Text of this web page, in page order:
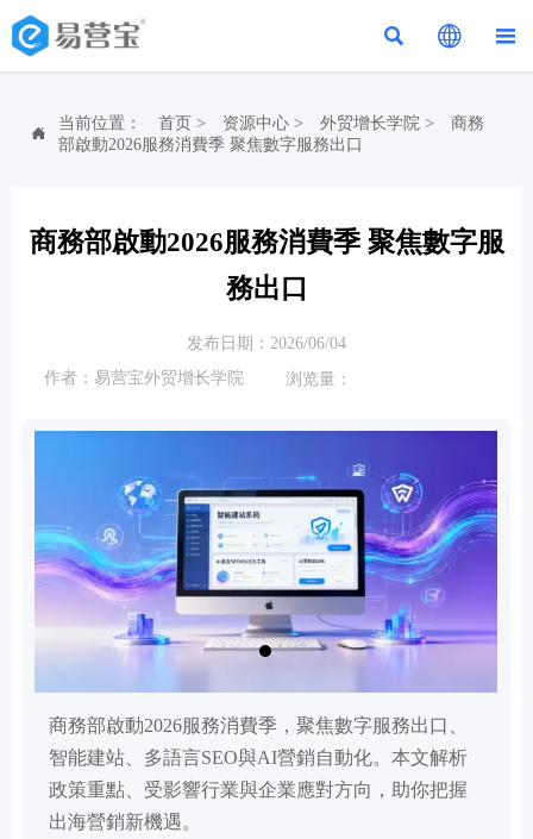
  

当前位置： 首页 > 资源中心> 外贸增长学院 >
商務
部啟動2026服務消費季 聚焦數字服務出口
商務部啟動2026服務消費季 聚焦數字服
務出口
发布日期：2026/06/04
作者：易营宝外贸增长学院
浏览量：
商務部啟動2026服務消費季，聚焦數字服務出口、
智能建站、多語言SEO與AI營銷自動化。本文解析
政策重點、受影響行業與企業應對方向，助你把握
出海營銷新機遇。